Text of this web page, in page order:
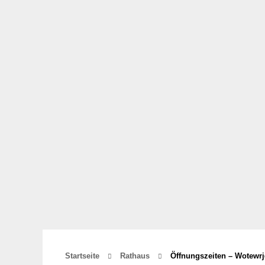
Startseite Rathaus Öffnungszeiten –